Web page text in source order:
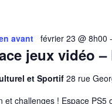
jeux vidéo –
avant février 23 @ 8h00 -
et Sportif 28 rue
et challenges ! Espace